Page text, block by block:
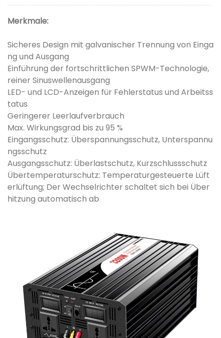
Merkmale:
Sicheres Design mit galvanischer Trennung von Einga
ng und Ausgang
Einführung der fortschrittlichen SPWM-Technologie,
reiner Sinuswellenausgang
LED- und LCD-Anzeigen für Fehlerstatus und Arbeitss
tatus
Geringerer Leerlaufverbrauch
Max. Wirkungsgrad bis zu 95 %
Eingangsschutz: Überspannungsschutz, Unterspannu
ngsschutz
Ausgangsschutz: Überlastschutz, Kurzschlussschutz
Übertemperaturschutz: Temperaturgesteuerte Lüft
erlüftung; Der Wechselrichter schaltet sich bei Über
hitzung automatisch ab